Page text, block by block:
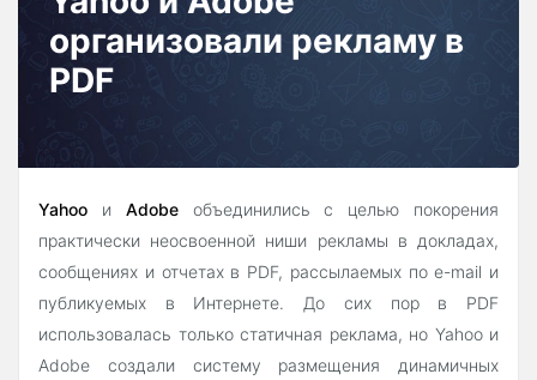
организовали рекламу в
PDF
Yahoo и Adobe объединились с целью покорения
практически неосвоенной ниши рекламы в докладах,
сообщениях и отчетах в PDF, рассылаемых по e-mail и
публикуемых в Интернете. До сих пор в PDF
использовалась только статичная реклама, но Yahoo и
Adobe создали систему размещения динамичных